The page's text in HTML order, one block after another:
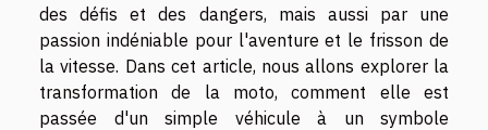
des défis et des dangers, mais aussi par une
passion indéniable pour l'aventure et le frisson de
la vitesse. Dans cet article, nous allons explorer la
transformation de la moto, comment elle est
passée d'un simple véhicule à un symbole